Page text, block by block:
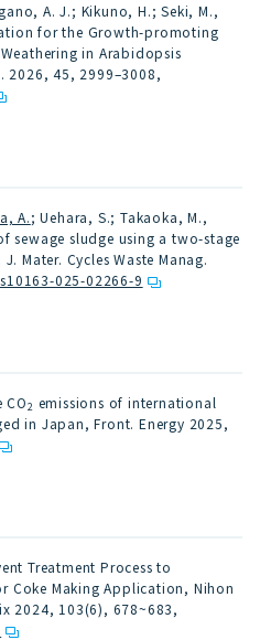
A. J.; Kikuno, H.; Seki, M.,
for the Growth-promoting
in Arabidopsis
2026, 45, 2999–3008,
A.; Uehara, S.; Takaoka, M.,
sludge using a two-stage
Mater. Cycles Waste Manag.
025-02266-9
CO2 emissions of international
in Japan, Front. Energy 2025,
Treatment Process to
Coke Making Application, Nihon
2024, 103(6), 678~683,